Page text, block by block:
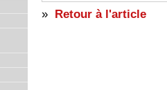
» Retour à l'article